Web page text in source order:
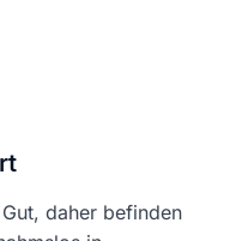
daher befinden